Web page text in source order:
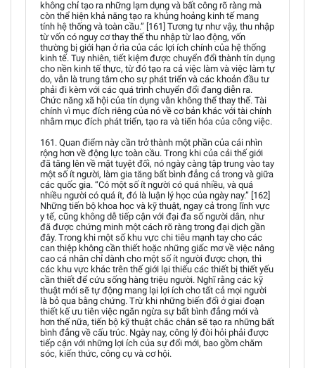
không chỉ tạo ra những lạm dụng và bất công rõ ràng mà
còn thể hiện khả năng tạo ra khủng hoảng kinh tế mang
tính hệ thống và toàn cầu.” [161] Tương tự như vậy, thu nhập
từ vốn có nguy cơ thay thế thu nhập từ lao động, vốn
thường bị giới hạn ở rìa của các lợi ích chính của hệ thống
kinh tế. Tuy nhiên, tiết kiệm được chuyển đổi thành tín dụng
cho nền kinh tế thực, từ đó tạo ra cả việc làm và việc làm tự
do, vẫn là trung tâm cho sự phát triển và các khoản đầu tư
phải đi kèm với các quá trình chuyển đổi đang diễn ra.
Chức năng xã hội của tín dụng vẫn không thể thay thế. Tài
chính vì mục đích riêng của nó về cơ bản khác với tài chính
nhằm mục đích phát triển, tạo ra và tiến hóa của công việc.
161. Quan điểm này cần trở thành một phần của cái nhìn
rộng hơn về động lực toàn cầu. Trong khi của cải thế giới
đã tăng lên về mặt tuyệt đối, nó ngày càng tập trung vào tay
một số ít người, làm gia tăng bất bình đẳng cả trong và giữa
các quốc gia. “Có một số ít người có quá nhiều, và quá
nhiều người có quá ít, đó là luận lý học của ngày nay.” [162]
Những tiến bộ khoa học và kỹ thuật, ngay cả trong lĩnh vực
y tế, cũng không dễ tiếp cận với đại đa số người dân, như
đã được chứng minh một cách rõ ràng trong đại dịch gần
đây. Trong khi một số khu vực chi tiêu mạnh tay cho các
can thiệp không cần thiết hoặc những giấc mơ về việc nâng
cao cá nhân chỉ dành cho một số ít người được chọn, thì
các khu vực khác trên thế giới lại thiếu các thiết bị thiết yếu
cần thiết để cứu sống hàng triệu người. Nghĩ rằng các kỹ
thuật mới sẽ tự động mang lại lợi ích cho tất cả mọi người
là bỏ qua bằng chứng. Trừ khi những biến đổi ở giai đoạn
thiết kế ưu tiên việc ngăn ngừa sự bất bình đẳng mới và
hơn thế nữa, tiến bộ kỹ thuật chắc chắn sẽ tạo ra những bất
bình đẳng về cấu trúc. Ngày nay, công lý đòi hỏi phải được
tiếp cận với những lợi ích của sự đổi mới, bao gồm chăm
sóc, kiến thức, công cụ và cơ hội.